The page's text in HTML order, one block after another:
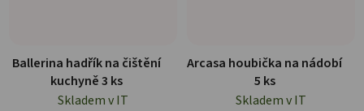
Ballerina hadřík na čištění
kuchyně 3 ks
Skladem v IT
Arcasa houbička na nádobí
5 ks
Skladem v IT